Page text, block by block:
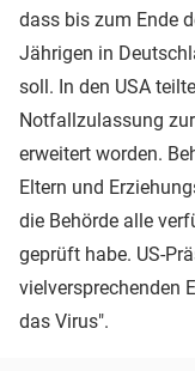
dass bis zum Ende
Jährigen in
soll. In den USA
Notfallzulassung
erweitert worden.
Eltern und
die Behörde alle
geprüft habe. US-
vielversprechenden
das Virus".